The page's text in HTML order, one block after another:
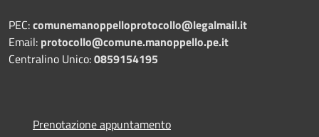
PEC:comunemanoppelloprotocollo@legalmail.it
Email: protocollo@comune.manoppello.pe.it
Centralino Unico:0859154195
Prenotazione appuntamento